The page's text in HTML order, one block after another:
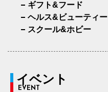
ギフト&フード
ヘルス&ビューティー
スクール&ホビー
イベント
EVENT